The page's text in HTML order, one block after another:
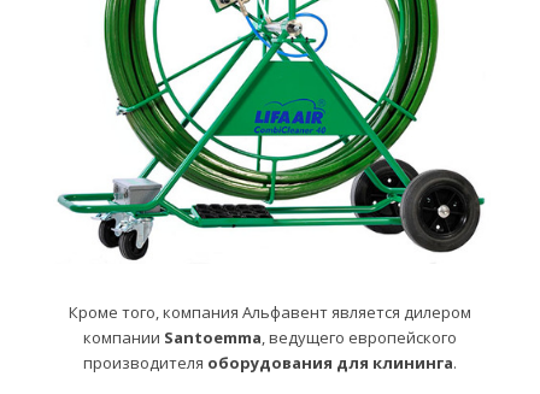
Кроме того, компания Альфавент является дилером
компании Santoemma , ведущего европейского
производителя оборудования для клининга.